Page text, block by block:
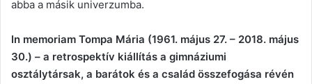
abba a másik univerzumba.
In memoriam Tompa Mária (1961. május 27. – 2018. május
30.) – a retrospektív kiállítás a gimnáziumi
osztálytársak, a barátok és a család összefogása révén